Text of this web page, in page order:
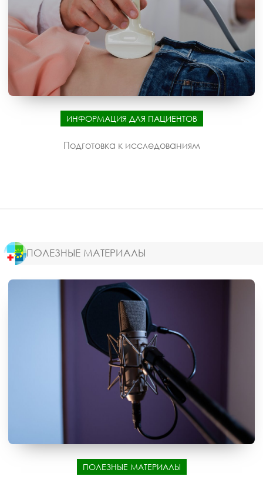
ИНФОРМАЦИЯ ДЛЯ ПАЦИЕНТОВ
Подготовка к исследованиям
ПОЛЕЗНЫЕ МАТЕРИАЛЫ
ПОЛЕЗНЫЕ МАТЕРИАЛЫ